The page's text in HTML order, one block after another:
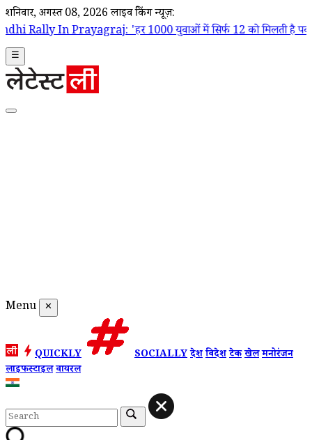
शनिवार, अगस्त 08, 2026 लाइव ब्रेकिंग न्यूज़:
'हर 1000 युवाओं में सिर्फ 12 को मिलती है पक्की नौकरी',
☰
Menu ✕
QUICKLY SOCIALLYदेशविदेशटेकखेलमनोरंजन
लाइफस्टाइलवायरल